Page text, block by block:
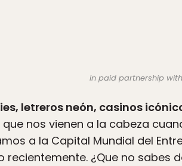
in paid partnership with
letreros neón, casinos
nos vienen a la cabeza
a la Capital Mundial del
recientemente. ¿Que no sabes